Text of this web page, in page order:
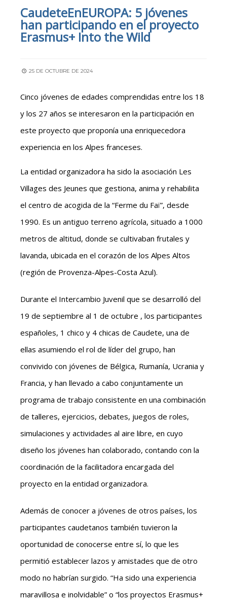
CaudeteEnEUROPA: 5 jóvenes
han participando en el proyecto
Erasmus+ Into the Wild
25 DE OCTUBRE DE 2024
Cinco jóvenes de edades comprendidas entre los 18
y los 27 años se interesaron en la participación en
este proyecto que proponía una enriquecedora
experiencia en los Alpes franceses.
La entidad organizadora ha sido la asociación Les
Villages des Jeunes que gestiona, anima y rehabilita
el centro de acogida de la “Ferme du Faï”, desde
1990. Es un antiguo terreno agrícola, situado a 1000
metros de altitud, donde se cultivaban frutales y
lavanda, ubicada en el corazón de los Alpes Altos
(región de Provenza-Alpes-Costa Azul).
Durante el Intercambio Juvenil que se desarrolló del
19 de septiembre al 1 de octubre , los participantes
españoles, 1 chico y 4 chicas de Caudete, una de
ellas asumiendo el rol de líder del grupo, han
convivido con jóvenes de Bélgica, Rumanía, Ucrania y
Francia, y han llevado a cabo conjuntamente un
programa de trabajo consistente en una combinación
de talleres, ejercicios, debates, juegos de roles,
simulaciones y actividades al aire libre, en cuyo
diseño los jóvenes han colaborado, contando con la
coordinación de la facilitadora encargada del
proyecto en la entidad organizadora.
Además de conocer a jóvenes de otros países, los
participantes caudetanos también tuvieron la
oportunidad de conocerse entre sí, lo que les
permitió establecer lazos y amistades que de otro
modo no habrían surgido. “Ha sido una experiencia
maravillosa e inolvidable” o “los proyectos Erasmus+